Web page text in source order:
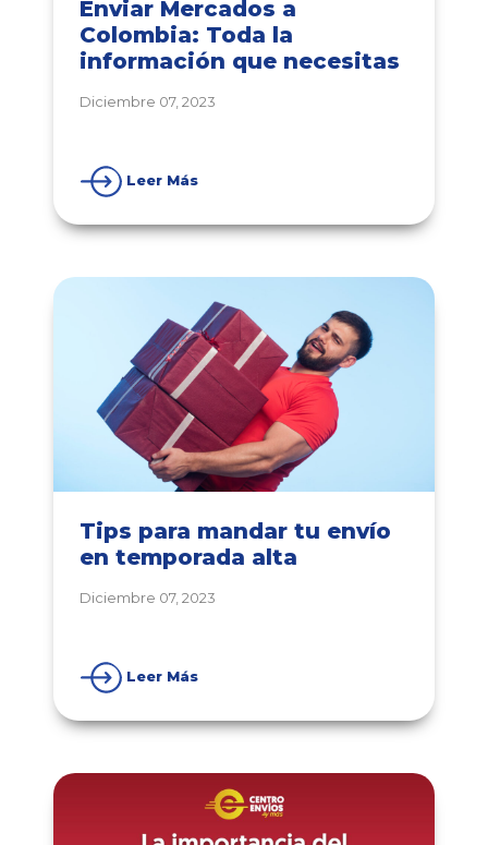
Enviar Mercados a
Colombia: Toda la
información que necesitas
Diciembre 07, 2023
Leer Más
Tips para mandar tu envío
en temporada alta
Diciembre 07, 2023
Leer Más